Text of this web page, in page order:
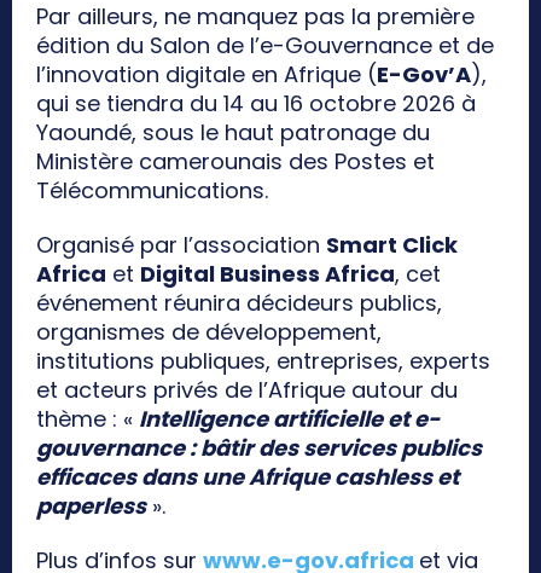
Par ailleurs, ne manquez pas la première
édition du Salon de l’e-Gouvernance et de
l’innovation digitale en Afrique (E-Gov’A),
qui se tiendra du 14 au 16 octobre 2026 à
Yaoundé, sous le haut patronage du
Ministère camerounais des Postes et
Télécommunications.
Organisé par l’association Smart Click
Africa et Digital Business Africa, cet
événement réunira décideurs publics,
organismes de développement,
institutions publiques, entreprises, experts
et acteurs privés de l’Afrique autour du
thème : « Intelligence artificielle et e-
gouvernance : bâtir des services publics
efficaces dans une Afrique cashless et
paperless».
Plus d’infos sur www.e-gov.africa et via